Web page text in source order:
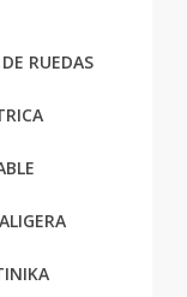
RUEDAS